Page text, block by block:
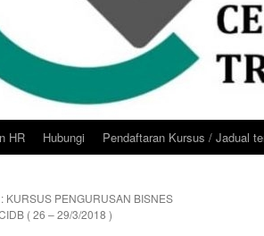
HR Hubungi Pendaftaran Kursus / Jadual
KURSUS PENGURUSAN BISNES
( 26 – 29/3/2018 )